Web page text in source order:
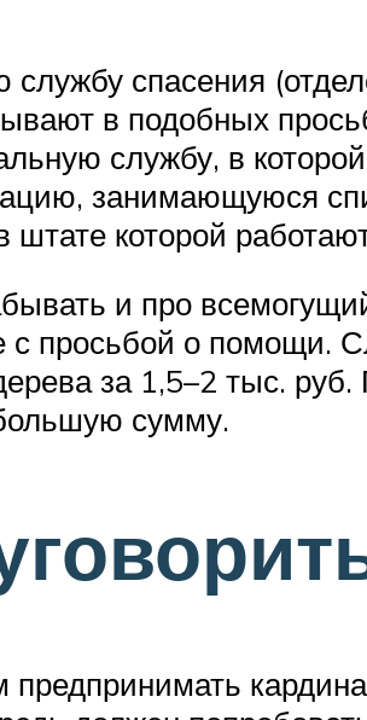
службу спасения
в подобных
службу, в
занимающуюся
штате которой
и про
с просьбой о помощи.
за 1,5–2 тыс.
сумму.